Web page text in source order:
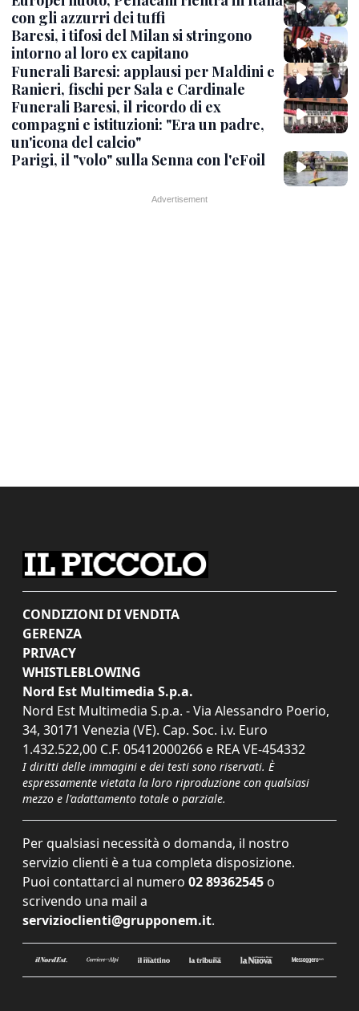
con gli azzurri dei tuffi
Baresi, i tifosi del Milan si stringono
intorno al loro ex capitano
Funerali Baresi: applausi per Maldini e
Ranieri, fischi per Sala e Cardinale
Funerali Baresi, il ricordo di ex
compagni e istituzioni: "Era un padre,
un'icona del calcio"
Parigi, il "volo" sulla Senna con l'eFoil
CONDIZIONI DI VENDITA
GERENZA
PRIVACY
WHISTLEBLOWING
Nord Est Multimedia S.p.a.
Nord Est Multimedia S.p.a. - Via Alessandro Poerio,
34, 30171 Venezia (VE). Cap. Soc. i.v. Euro
1.432.522,00 C.F. 05412000266 e REA VE-454332
I diritti delle immagini e dei testi sono riservati. È
espressamente vietata la loro riproduzione con qualsiasi
mezzo e l'adattamento totale o parziale.
Per qualsiasi necessità o domanda, il nostro
servizio clienti è a tua completa disposizione.
Puoi contattarci al numero 02 89362545 o
scrivendo una mail a
servizioclienti@grupponem.it.